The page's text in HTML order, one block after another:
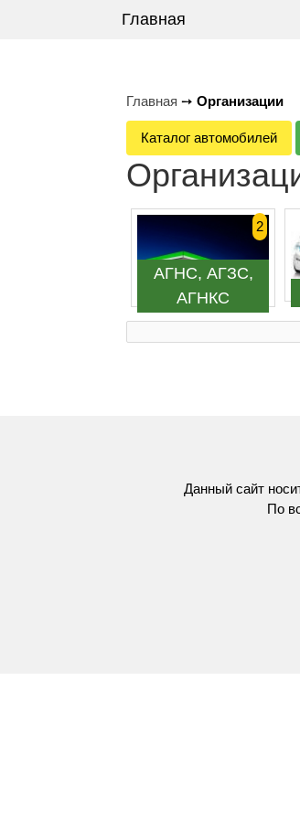
Главная
Главная ➙ Организации
Каталог автомобилей
АГНС, АГЗС,
АГНКС
2
Данный сайт
По